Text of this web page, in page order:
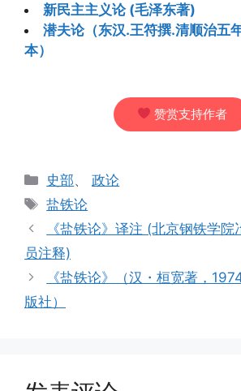
新民主主义论 (毛泽东著)
潜夫论（东汉.王符撰.清顺治五
本）
赞赏支持作者
分
类
史部、政论
标
签
盐铁论
《盐铁论》译注 (北京钢铁学
员注释)
《盐铁论》（汉・桓宽著，
版社）